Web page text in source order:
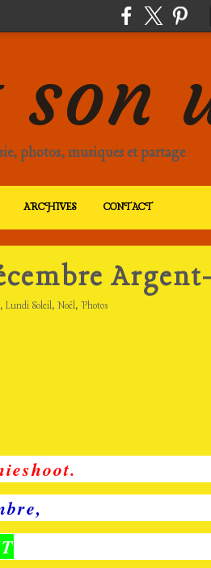
son
photos, musiques et partage
ARCHIVES CONTACT
, Lundi Soleil, Noël, Photos